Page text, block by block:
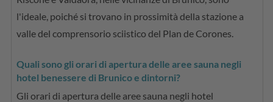
l'ideale, poiché si trovano in prossimità della stazione a
valle del comprensorio sciistico del Plan de Corones.
Quali sono gli orari di apertura delle aree sauna negli
hotel benessere di Brunico e dintorni?
Gli orari di apertura delle aree sauna negli hotel